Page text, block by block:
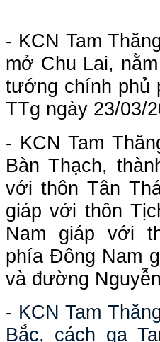
- KCN Tam
mở Chu Lai,
tướng chính phủ
TTg ngày 23/03/
- KCN Tam
Bàn Thạch,
với thôn Tân
giáp với thôn
Nam giáp với
phía Đông Nam
và đường
- KCN Tam
Bắc, cách ga